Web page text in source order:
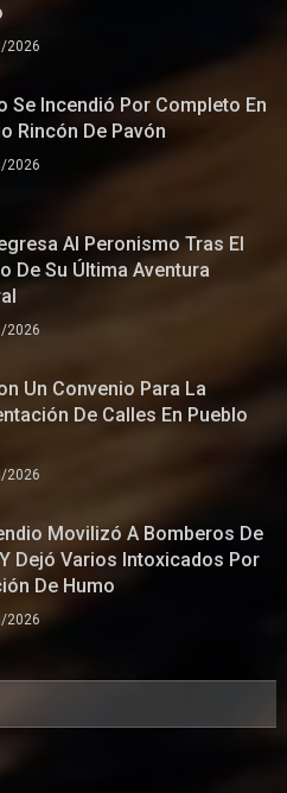
2026
Se Incendió Por Completo En
Rincón De Pavón
2026
Al Peronismo Tras El
De Su Última Aventura
2026
Un Convenio Para La
De Calles En Pueblo
2026
Movilizó A Bomberos De
Dejó Varios Intoxicados Por
De Humo
2026